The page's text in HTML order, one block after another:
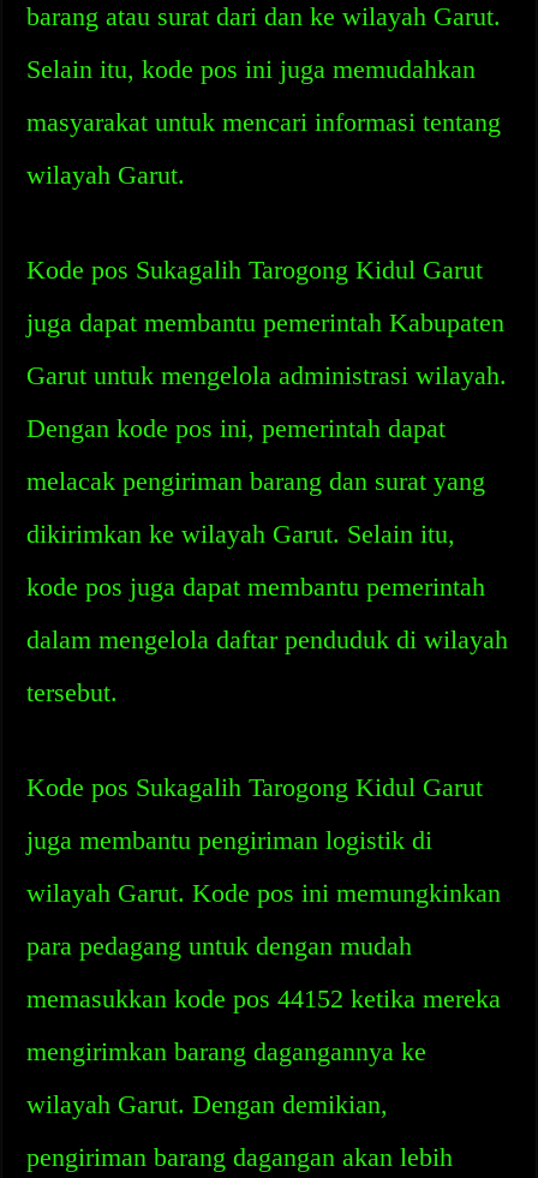
barang atau surat dari dan ke wilayah Garut.
Selain itu, kode pos ini juga memudahkan
masyarakat untuk mencari informasi tentang
wilayah Garut.
Kode pos Sukagalih Tarogong Kidul Garut
juga dapat membantu pemerintah Kabupaten
Garut untuk mengelola administrasi wilayah.
Dengan kode pos ini, pemerintah dapat
melacak pengiriman barang dan surat yang
dikirimkan ke wilayah Garut. Selain itu,
kode pos juga dapat membantu pemerintah
dalam mengelola daftar penduduk di wilayah
tersebut.
Kode pos Sukagalih Tarogong Kidul Garut
juga membantu pengiriman logistik di
wilayah Garut. Kode pos ini memungkinkan
para pedagang untuk dengan mudah
memasukkan kode pos 44152 ketika mereka
mengirimkan barang dagangannya ke
wilayah Garut. Dengan demikian,
pengiriman barang dagangan akan lebih